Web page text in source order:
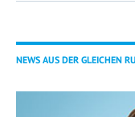
NEWS AUS DER GLEICHEN